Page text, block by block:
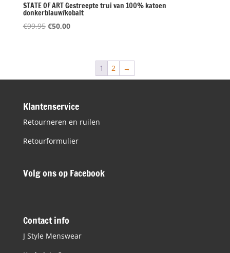
STATE OF ART Gestreepte trui van 100% katoen
donkerblauw/kobalt
€99,95 Oorspronkelijke
€50,00Huidige
1 2 →
Klantenservice
Retourneren en ruilen
Retourformulier
Volg ons op Facebook
Contact info
J Style Menswear